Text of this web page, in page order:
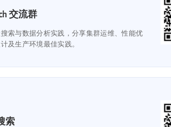
交流群
索与数据分析实践，分享集群运维、性能优
及生产环境最佳实践。
索